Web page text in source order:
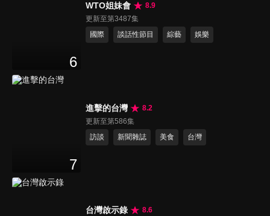
6
WTO姐妹會
8.9
更新至第3487集
國際
談話性節目 綜藝 娛樂
7
進擊的台灣
8.2
更新至第586集
訪談
新聞雜誌 美食 台灣
台灣啟示錄
8.6